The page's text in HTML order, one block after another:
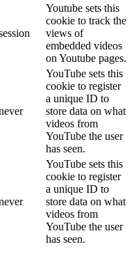
Youtube sets this
cookie to track the
views of
embedded videos
on Youtube pages.
YouTube sets this
cookie to register
a unique ID to
store data on what
videos from
YouTube the user
has seen.
YouTube sets this
cookie to register
a unique ID to
store data on what
videos from
YouTube the user
has seen.